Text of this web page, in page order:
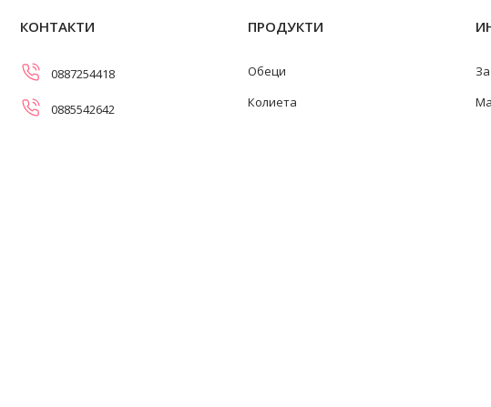
КОНТАКТИ
0887254418
0885542642
ПРОДУКТИ
Обеци
Колиета